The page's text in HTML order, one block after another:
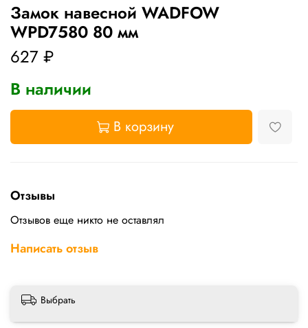
Замок навесной WADFOW
WPD7580 80 мм
627 ₽
В наличии
В корзину
Отзывы
Отзывов еще никто не оставлял
Написать отзыв
Выбрать